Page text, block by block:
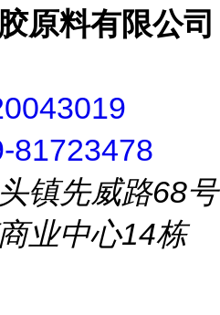
原料有限公司
81723478
镇先威路68号
业中心14栋